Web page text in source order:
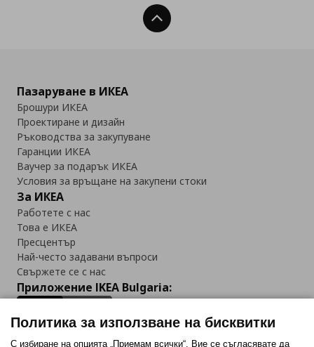
Нагоре
Пазаруване в ИКЕА
Брошури ИКЕА
Проектиране и дизайн
Ръководства за закупуване
Гаранции ИКЕА
Ваучер за подарък ИКЕА
Условия за връщане на закупени стоки
За ИКЕА
Работете с нас
Това е ИКЕА
Пресцентър
Най-често задавани въпроси
Свържете се с нас
Приложение IKEA Bulgaria:
Политика за използване на бисквитки
С избиране на опцията „Приемам всички“, Вие се съгласявате да